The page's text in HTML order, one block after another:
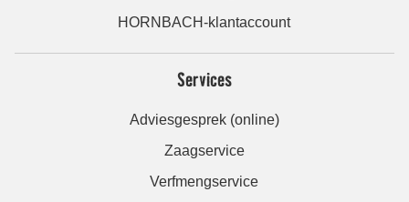
HORNBACH-klantaccount
Services
Adviesgesprek (online)
Zaagservice
Verfmengservice